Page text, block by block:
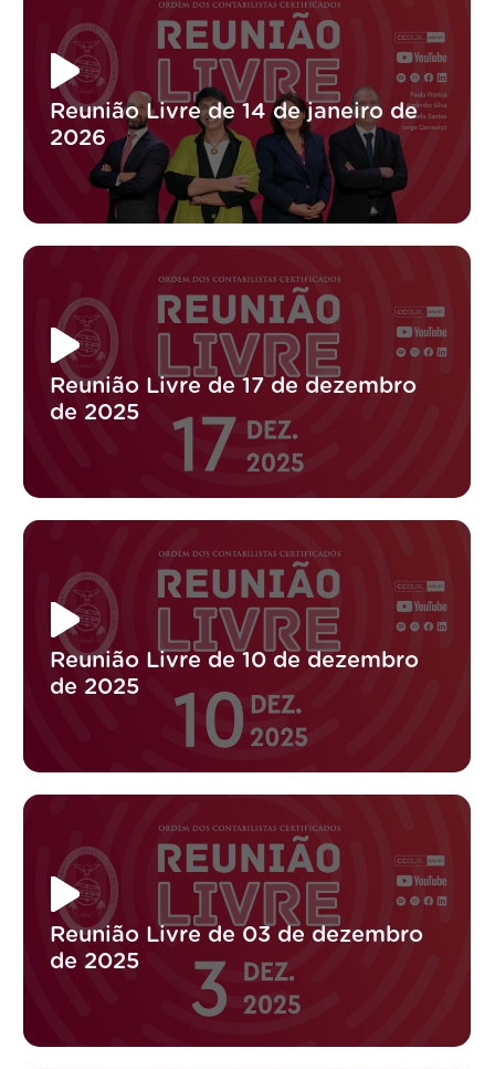
Reunião Livre de 14 de janeiro de
2026
Reunião Livre de 17 de dezembro
de 2025
Reunião Livre de 10 de dezembro
de 2025
Reunião Livre de 03 de dezembro
de 2025